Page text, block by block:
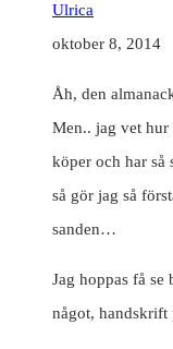
Ulrica
oktober 8, 2014
Åh, den
Men.. jag vet hur
köper och har så
så gör jag så
sanden…
Jag hoppas få
något, handskrift